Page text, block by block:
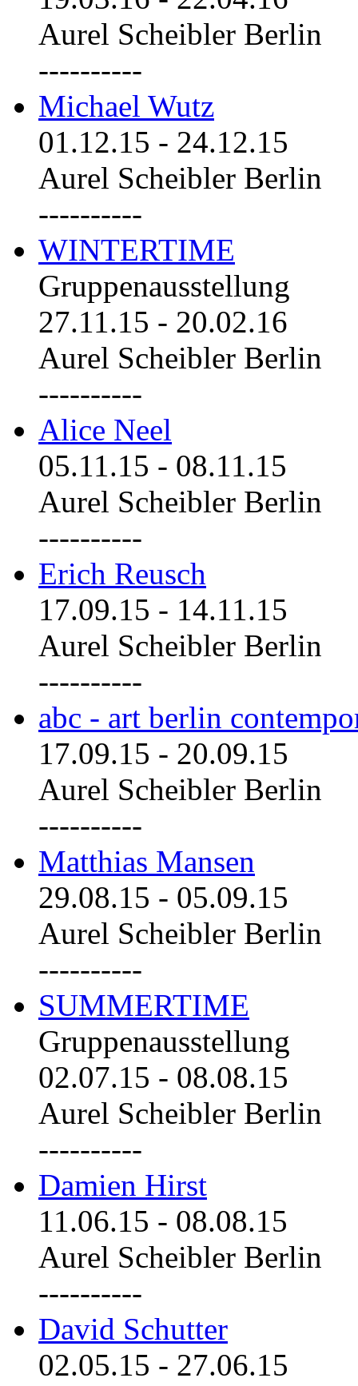
Aurel Scheibler Berlin
----------
Michael Wutz
01.12.15 - 24.12.15
Aurel Scheibler Berlin
----------
WINTERTIME
Gruppenausstellung
27.11.15 - 20.02.16
Aurel Scheibler Berlin
----------
Alice Neel
05.11.15 - 08.11.15
Aurel Scheibler Berlin
----------
Erich Reusch
17.09.15 - 14.11.15
Aurel Scheibler Berlin
----------
abc - art berlin
17.09.15 - 20.09.15
Aurel Scheibler Berlin
----------
Matthias Mansen
29.08.15 - 05.09.15
Aurel Scheibler Berlin
----------
SUMMERTIME
Gruppenausstellung
02.07.15 - 08.08.15
Aurel Scheibler Berlin
----------
Damien Hirst
11.06.15 - 08.08.15
Aurel Scheibler Berlin
----------
David Schutter
02.05.15 - 27.06.15